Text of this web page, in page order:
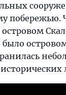
побережью.
было